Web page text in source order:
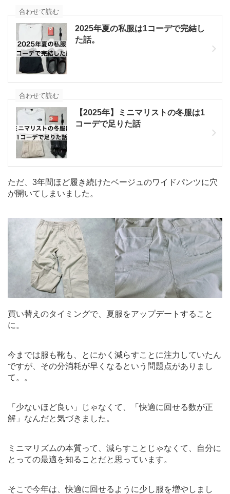
2025年夏の私服は1コーデで完結し
た話。
合わせて読む
【2025年】ミニマリストの冬服は1
コーデで足りた話
合わせて読む
ただ、3年間ほど履き続けたベージュのワイドパンツに穴
が開いてしまいました。
買い替えのタイミングで、夏服をアップデートすること
に。
今までは服も靴も、とにかく減らすことに注力していたん
ですが、その分消耗が早くなるという問題点がありまし
て。。
「少ないほど良い」じゃなくて、「快適に回せる数が正
解」なんだと気づきました。
ミニマリズムの本質って、減らすことじゃなくて、自分に
とっての最適を知ることだと思っています。
そこで今年は、快適に回せるように少し服を増やしまし